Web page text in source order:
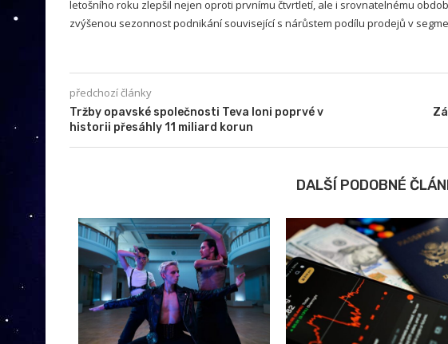
letošního roku zlepšil nejen oproti prvnímu čtvrtletí, ale i srovnatelnému
zvýšenou sezonnost podnikání související s nárůstem podílu prodejů v
předchozí články
Tržby opavské společnosti Teva loni poprvé v
historii přesáhly 11 miliard korun
DALŠÍ PODOBNÉ